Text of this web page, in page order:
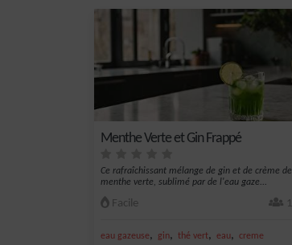
Menthe Verte et Gin Frappé
Ce rafraîchissant mélange de gin et de crème de
menthe verte, sublimé par de l'eau gaze...
Facile 1
eau gazeuse, gin, thé vert, eau, creme